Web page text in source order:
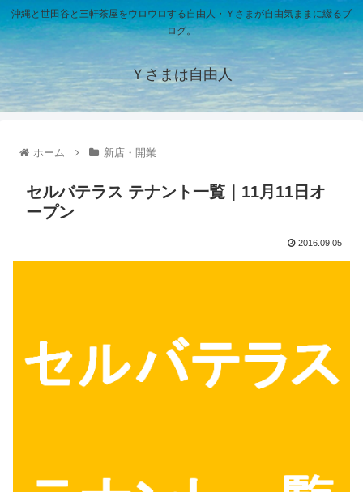
沖縄と世田谷と三軒茶屋をウロウロする自由人・Ｙさまが自由気ままに綴るブ
ログ。
Ｙさまは自由人
ホーム 新店・開業
セルバテラス テナント一覧｜11月11日オ
ープン
2016.09.05